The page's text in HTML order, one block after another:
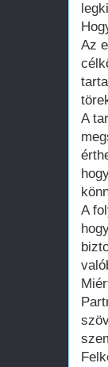
Az
A
A